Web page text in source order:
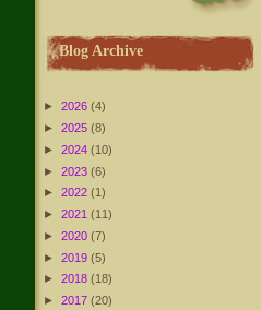
Blog Archive
► 2026 (4)
► 2025 (8)
► 2024 (10)
► 2023 (6)
► 2022 (1)
► 2021 (11)
► 2020 (7)
► 2019 (5)
► 2018 (18)
► 2017 (20)